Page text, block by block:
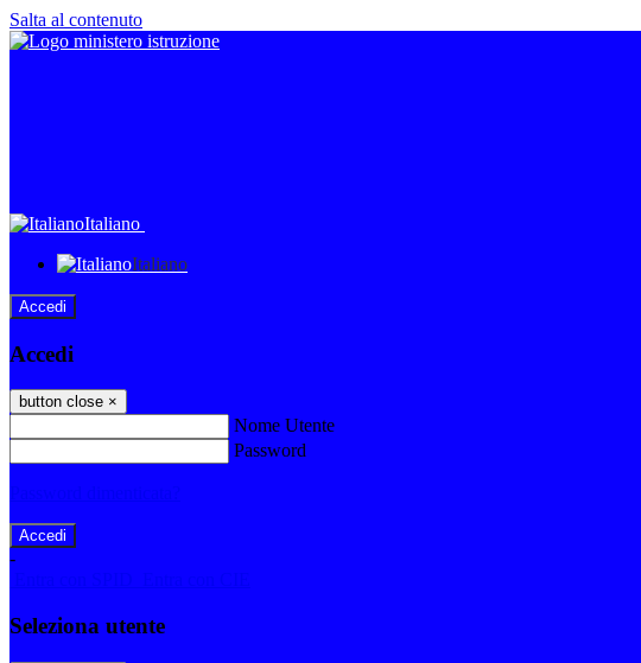
Salta al contenuto
Italiano
Italiano
Accedi
Accedi
button close ×
Nome Utente
Password
-
Seleziona utente